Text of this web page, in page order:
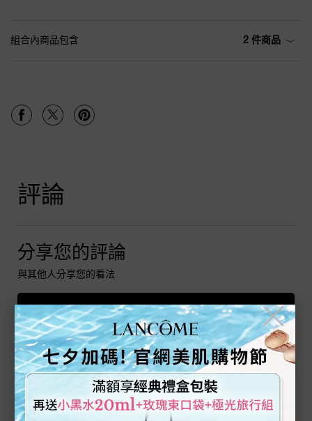
組合內商品包含 2 件商品
分享於 Facebook
分享於 Twitter分享於 Pinterest
評論
分享您的評論
與其他人分享您的看法
撰寫評論
目前沒有任何評論
為產品留下評論吧!
╳